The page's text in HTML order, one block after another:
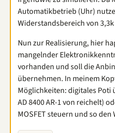
Automatikbetrieb (Uhr)
Widerstandsbereich von
Nun zur Realisierung, hier
mangelnder
vorhanden und soll die
übernehmen. In meinem
Möglichkeiten: digitales Poti
AD 8400 AR-1 von reichelt)
MOSFET steuern und so